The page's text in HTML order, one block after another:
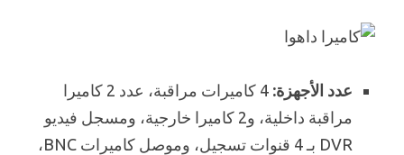
عدد الأجهزة:
4 كاميرات مراقبة، عدد 2 كاميرا
مراقبة داخلية، و2 كاميرا خارجية، ومسجل فيديو
DVR بـ 4 قنوات تسجيل، وموصل كاميرات BNC،